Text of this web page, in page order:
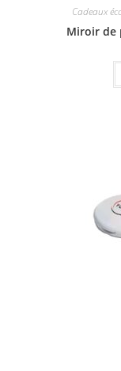
Cadeaux
Miroir de